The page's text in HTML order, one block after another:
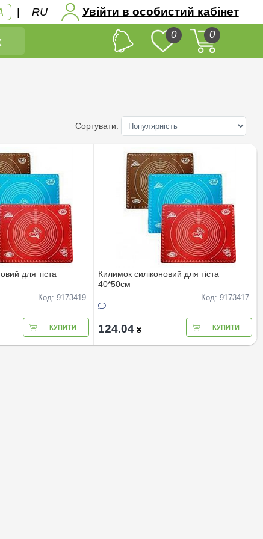
| RU Увійти в особистий кабінет
0 0
Сортувати:
для тiста
Код: 9173419
КУПИТИ
Килимок силiконовий для тiста
40*50см
Код: 9173417
124.04 ₴ КУПИТИ